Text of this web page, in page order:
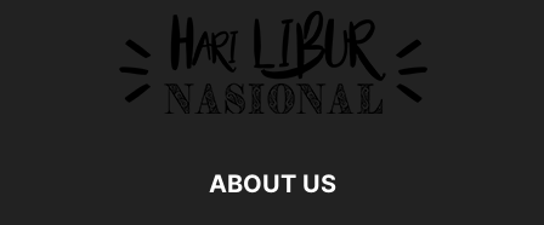
ABOUT US